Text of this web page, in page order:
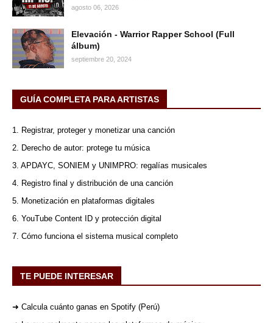
agosto 06, 2026
Elevación - Warrior Rapper School (Full
álbum)
septiembre 20, 2024
GUÍA COMPLETA PARA ARTISTAS
1. Registrar, proteger y monetizar una canción
2. Derecho de autor: protege tu música
3. APDAYC, SONIEM y UNIMPRO: regalías musicales
4. Registro final y distribución de una canción
5. Monetización en plataformas digitales
6. YouTube Content ID y protección digital
7. Cómo funciona el sistema musical completo
TE PUEDE INTERESAR
➜ Calcula cuánto ganas en Spotify (Perú)